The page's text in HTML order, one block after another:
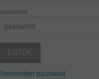
passwod